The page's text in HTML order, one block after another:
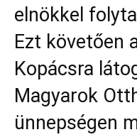
elnökkel
Ezt követően
Kopácsra
Magyarok
ünnepségen